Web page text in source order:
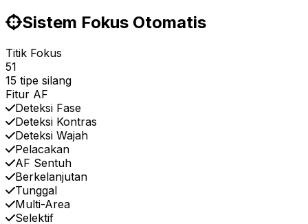
Sistem Fokus Otomatis
Titik Fokus
51
15 tipe silang
Fitur AF
Deteksi Fase
Deteksi Kontras
Deteksi Wajah
Pelacakan
AF Sentuh
Berkelanjutan
Tunggal
Multi-Area
Selektif